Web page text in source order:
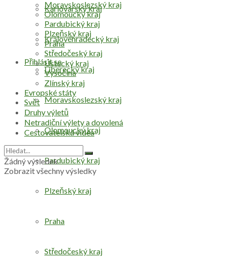
Přihlásit se
Karlovarský kraj
Královéhradecký kraj
Liberecký kraj
Moravskoslezský kraj
Olomoucký kraj
Pardubický kraj
Plzeňský kraj
Praha
Středočeský kraj
Moravskoslezský kraj
Olomoucký kraj
Pardubický kraj
Plzeňský kraj
Praha
Středočeský kraj
Ústecký kraj
Vysočina
Zlínský kraj
Evropské státy
Svět
Druhy výletů
Netradiční výlety a dovolená
Cestovatelská videa
Žádný výsledek
Zobrazit všechny výsledky